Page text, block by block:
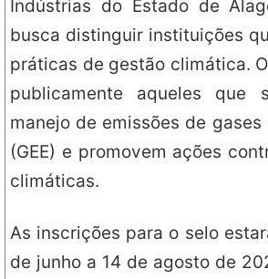
Indústrias do Estado de
busca distinguir instituições
práticas de gestão climática.
publicamente aqueles que
manejo de emissões de
(GEE) e promovem ações
climáticas.
As inscrições para o selo
de junho a 14 de agosto de